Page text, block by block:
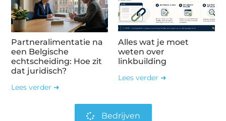
Partneralimentatie na
een Belgische
echtscheiding: Hoe zit
dat juridisch?
Lees verder ➜
Alles wat je moet
weten over
linkbuilding
Lees verder ➜
Bedrijven